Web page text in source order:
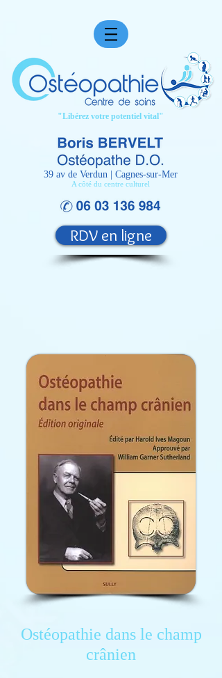
"Libérez votre potentiel vital"
39 av de Verdun | Cagnes-sur-Mer
A côté du centre culturel
RDV en ligne
Ostéopathie dans le champ
crânien